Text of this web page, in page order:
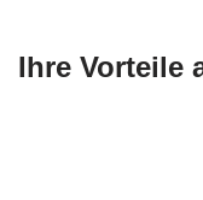
Ihre Vorteile